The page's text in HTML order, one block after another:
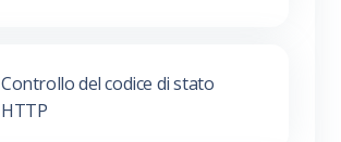
Controllo del codice di stato
HTTP